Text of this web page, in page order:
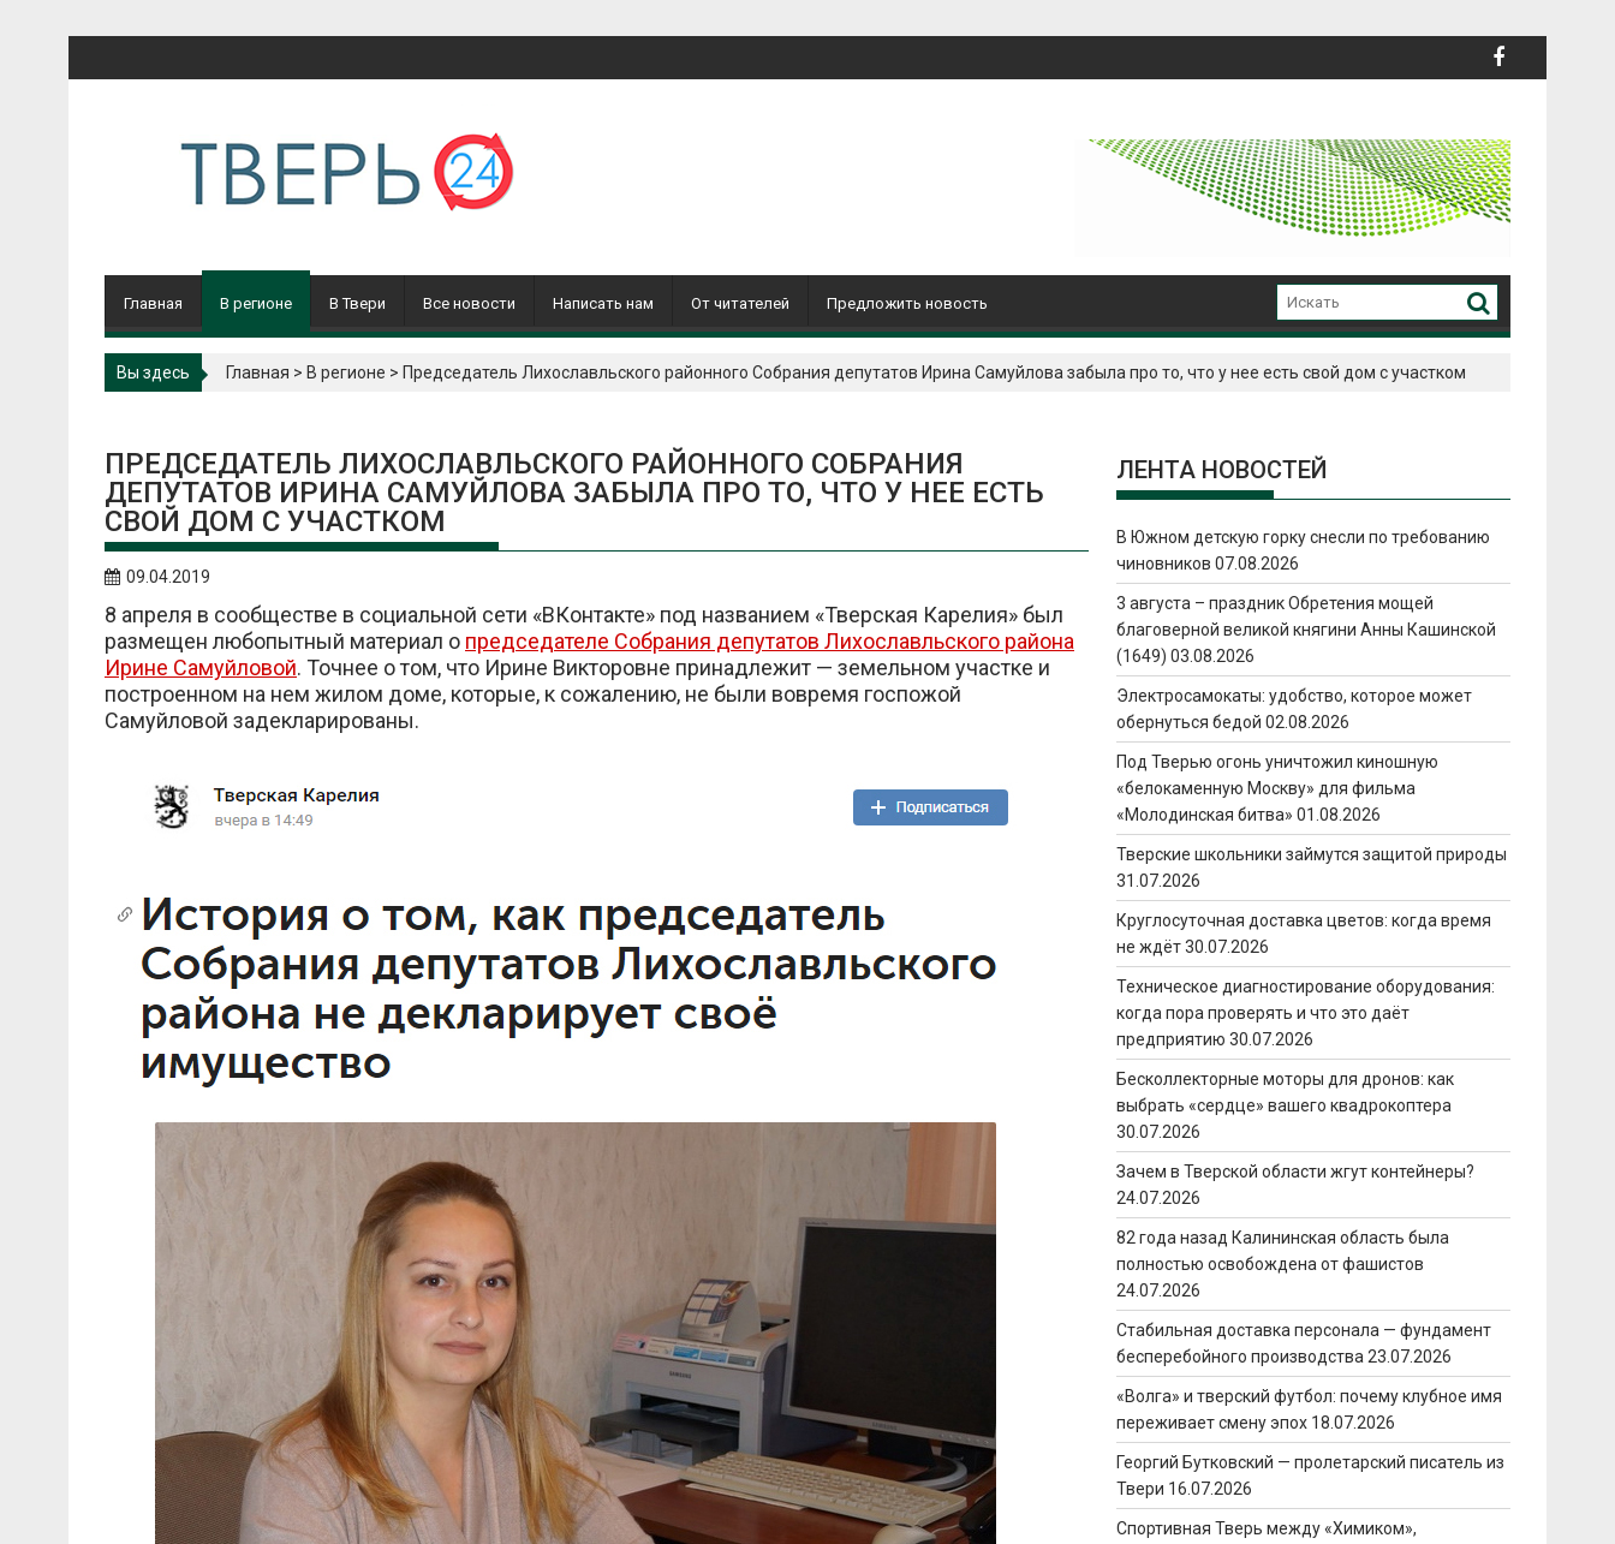
Главная В регионе В Твери Все новости Написать нам От читателей Предложить новость
Вы здесь Главная > В регионе > Председатель Лихославльского районного Собрания депутатов Ирина Самуйлова забыла про то, что у нее есть свой дом с участком
ПРЕДСЕДАТЕЛЬ ЛИХОСЛАВЛЬСКОГО РАЙОННОГО СОБРАНИЯ
ДЕПУТАТОВ ИРИНА САМУЙЛОВА ЗАБЫЛА ПРО ТО, ЧТО У НЕЕ ЕСТЬ
СВОЙ ДОМ С УЧАСТКОМ
09.04.2019
8 апреля в сообществе в социальной сети «ВКонтакте» под названием «Тверская Карелия» был
размещен любопытный материал о председателе Собрания депутатов Лихославльского района
Ирине Самуйловой. Точнее о том, что Ирине Викторовне принадлежит — земельном участке и
построенном на нем жилом доме, которые, к сожалению, не были вовремя госпожой
Самуйловой задекларированы.
ЛЕНТА НОВОСТЕЙ
В Южном детскую горку снесли по требованию
чиновников 07.08.2026
3 августа – праздник Обретения мощей
благоверной великой княгини Анны Кашинской
(1649) 03.08.2026
Электросамокаты: удобство, которое может
обернуться бедой 02.08.2026
Под Тверью огонь уничтожил киношную
«белокаменную Москву» для фильма
«Молодинская битва» 01.08.2026
Тверские школьники займутся защитой природы
31.07.2026
Круглосуточная доставка цветов: когда время
не ждёт 30.07.2026
Техническое диагностирование оборудования:
когда пора проверять и что это даёт
предприятию 30.07.2026
Бесколлекторные моторы для дронов: как
выбрать «сердце» вашего квадрокоптера
30.07.2026
Зачем в Тверской области жгут контейнеры?
24.07.2026
82 года назад Калининская область была
полностью освобождена от фашистов
24.07.2026
Стабильная доставка персонала — фундамент
бесперебойного производства 23.07.2026
«Волга» и тверский футбол: почему клубное имя
переживает смену эпох 18.07.2026
Георгий Бутковский — пролетарский писатель из
Твери 16.07.2026
Спортивная Тверь между «Химиком»,